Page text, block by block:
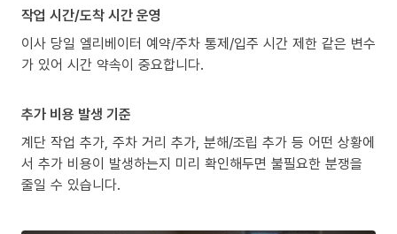
작업 시간/도착 시간 운영
이사 당일 엘리베이터 예약/주차 통제/입주 시간 제한 같은 변수
가 있어 시간 약속이 중요합니다.
추가 비용 발생 기준
계단 작업 추가, 주차 거리 추가, 분해/조립 추가 등 어떤 상황에
서 추가 비용이 발생하는지 미리 확인해두면 불필요한 분쟁을
줄일 수 있습니다.